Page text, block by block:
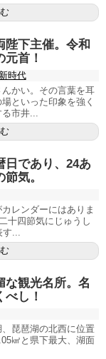
陛下主催。令和
首！
新時代
かい。その言葉を耳
といった印象を強く
市井...
日であり、24あ
気。
レンダーにはありま
十四節気にじゅうし
...
な観光名所。名
し！
琵琶湖の北西に位置
㎢と県下最大、湖面